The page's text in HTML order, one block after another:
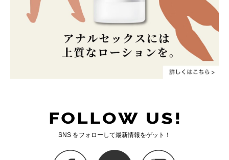
SNS をフォローして最新情報をゲット！